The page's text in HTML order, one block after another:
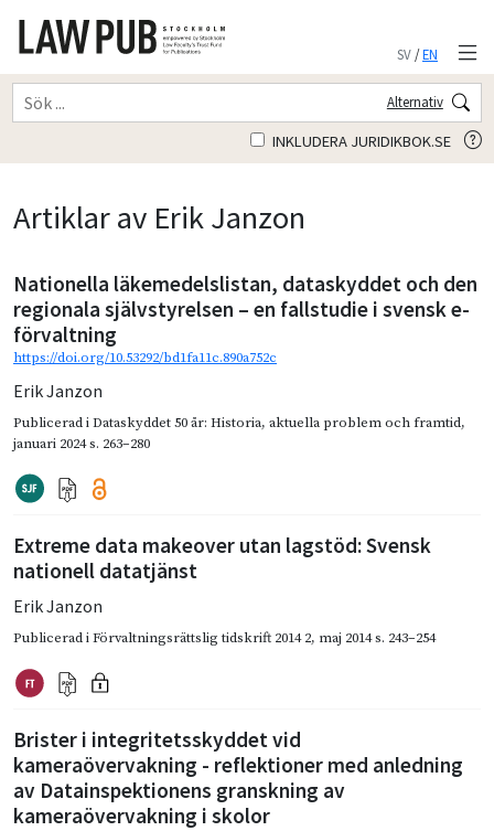
SV/EN
Alternativ
INKLUDERA JURIDIKBOK.SE
Artiklar av Erik Janzon
Nationella läkemedelslistan, dataskyddet och den
regionala självstyrelsen – en fallstudie i svensk e-
förvaltning
https://doi.org/10.53292/bd1fa11c.890a752c
Erik Janzon
Publicerad iDataskyddet 50 år: Historia, aktuella problem och framtid,
januari 2024s. 263–280
Extreme data makeover utan lagstöd: Svensk
nationell datatjänst
Erik Janzon
Publicerad iFörvaltningsrättslig tidskrift 2014 2, maj 2014s. 243–254
Brister i integritetsskyddet vid
kameraövervakning - reflektioner med anledning
av Datainspektionens granskning av
kameraövervakning i skolor